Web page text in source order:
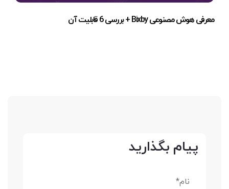
معرفی هوش مصنوعی Bixby + بررسی 6 قابلیت آن
پیام بگذارید